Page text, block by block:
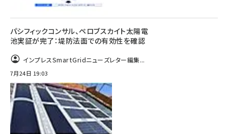
パシフィックコンサル、ペロブスカイト太陽電
池実証が完了：堤防法面での有効性を確認
インプレスSmartGridニューズレター編集...
7月24日 19:03